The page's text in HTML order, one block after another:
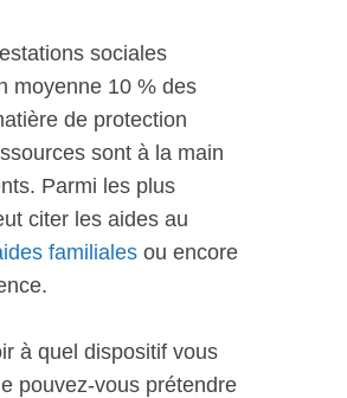
sociales
moyenne 10 % des
de protection
sont à la main
Parmi les plus
citer les aides au
familiales ou encore
à quel dispositif vous
pouvez-vous prétendre